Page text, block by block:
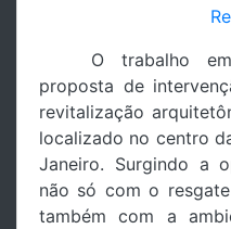
O trabalho
proposta de
revitalização
localizado no centro
Janeiro. Surgindo a
não só com o
também com a